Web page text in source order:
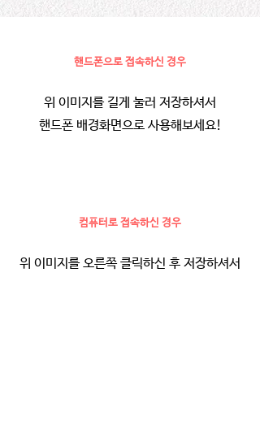
핸드폰으로 접속하신 경우
위 이미지를 길게 눌러 저장하셔서
핸드폰 배경화면으로 사용해보세요!
컴퓨터로 접속하신 경우
위 이미지를 오른쪽 클릭하신 후 저장하셔서